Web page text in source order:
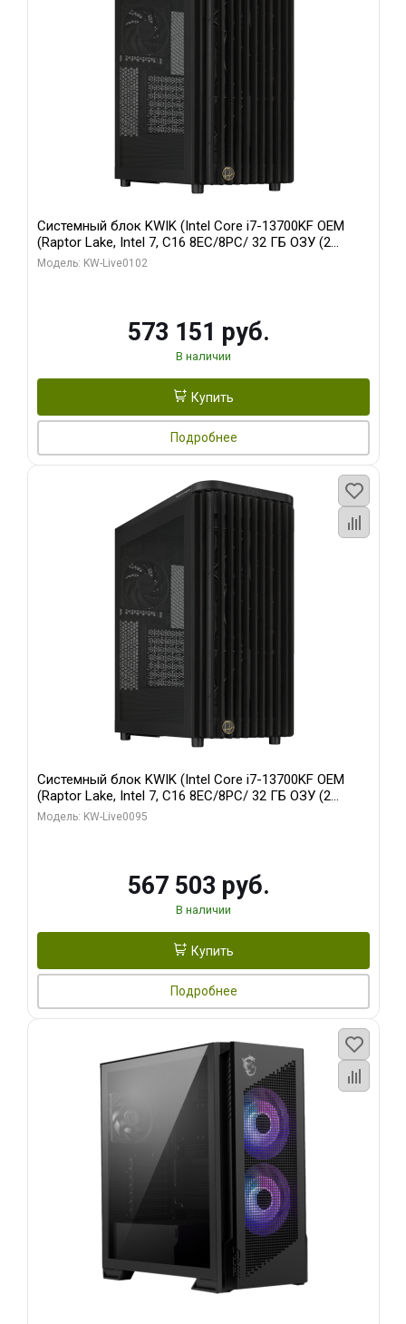
Системный блок KWIK (Intel Core i7-13700KF OEM
(Raptor Lake, Intel 7, C16 8EC/8PC/ 32 ГБ ОЗУ (2
модуля)/ Afox RTX4090 24GB GDDR6X 384-Bit 3xDP
Модель: KW-Live0102
573 151 руб.
В наличии
Купить
Подробнее
Системный блок KWIK (Intel Core i7-13700KF OEM
(Raptor Lake, Intel 7, C16 8EC/8PC/ 32 ГБ ОЗУ (2
модуля)/ Afox RTX4090 24GB GDDR6X 384-Bit 3xDP
Модель: KW-Live0095
567 503 руб.
В наличии
Купить
Подробнее